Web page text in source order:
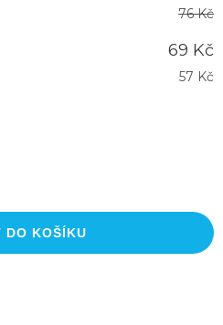
76 Kč
69 Kč
57 Kč
DO KOŠÍKU